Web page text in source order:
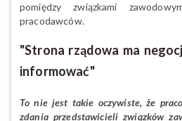
pomiędzy związkami
pracodawców.
"Strona rządowa ma
informować"
To nie jest takie oczywiste, że
zdania przedstawicieli związków